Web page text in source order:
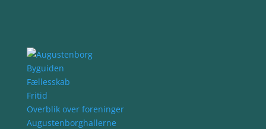
Byguiden
Fællesskab
Fritid
Overblik over foreninger
Augustenborghallerne